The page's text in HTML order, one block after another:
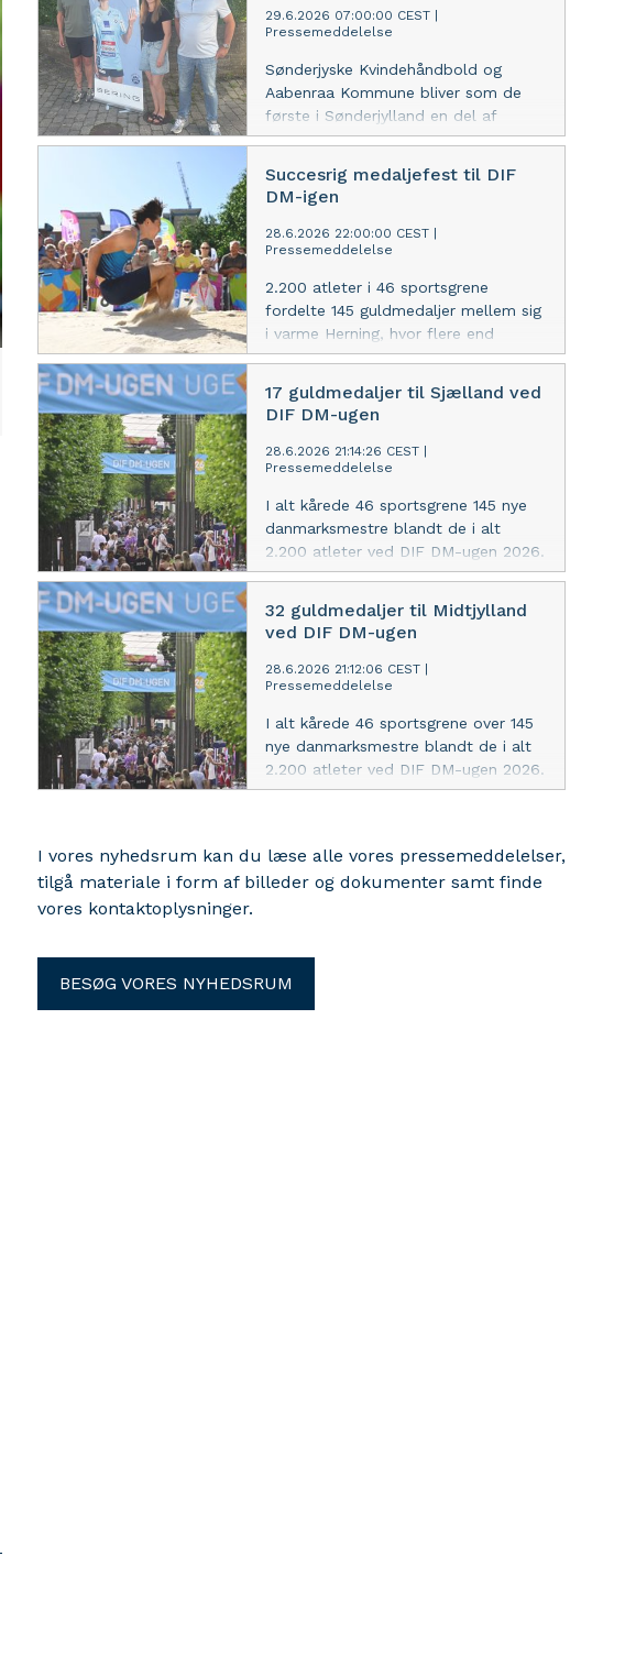
29.6.2026 07:00:00 CEST
Pressemeddelelse
Sønderjyske Kvindehåndbold og
Aabenraa Kommune bliver som de
første i Sønderjylland en del af
Startblokken – et initiativ under
hjælpe unge langt fra job og
uddannelse godt videre i livet.
Succesrig medaljefest til DIF
DM-igen
28.6.2026 22:00:00 CEST
Pressemeddelelse
2.200 atleter i 46 sportsgrene
fordelte 145 guldmedaljer mellem sig
i varme Herning, hvor flere end
150.000 tilskuere og endnu flere DR-
17 guldmedaljer til Sjælland ved
DIF DM-ugen
28.6.2026 21:14:26 CEST
Pressemeddelelse
I alt kårede 46 sportsgrene 145 nye
danmarksmestre blandt de i alt
2.200 atleter ved DIF DM-ugen 2026.
Få overblikket her.
32 guldmedaljer til Midtjylland
ved DIF DM-ugen
28.6.2026 21:12:06 CEST
Pressemeddelelse
I alt kårede 46 sportsgrene over 145
nye danmarksmestre blandt de i alt
2.200 atleter ved DIF DM-ugen 2026.
Få overblikket her.
I vores nyhedsrum kan du læse alle vores pressemeddelelser,
tilgå materiale i form af billeder og dokumenter samt finde
vores kontaktoplysninger.
BESØG VORES NYHEDSRUM